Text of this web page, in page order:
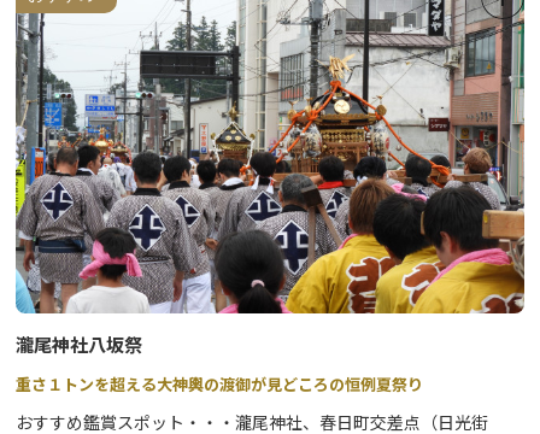
※打上場所により、ご覧になれる施設が異なります。
ご予約の際に、宿泊施設にお問合せ下さい。
11：00～17：00
・開催場所
JR日光駅 イベントスペース
・出店者
808ブルワリー
THE KICHI
油伝麦酒
うしとらブルワリー
日本酒キッチンカー たぬき堂
笑福シウマイ
街道みやげ 江戸こみち
瀧尾神社八坂祭
重さ１トンを超える大神輿の渡御が見どころの恒例夏祭り
おすすめ鑑賞スポット・・・瀧尾神社、春日町交差点（日光街